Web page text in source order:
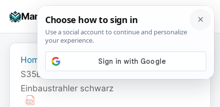
Manuals+
☰
Home
S35E162-SWSWC1840H36 - taurus
Einbaustrahler schwarz